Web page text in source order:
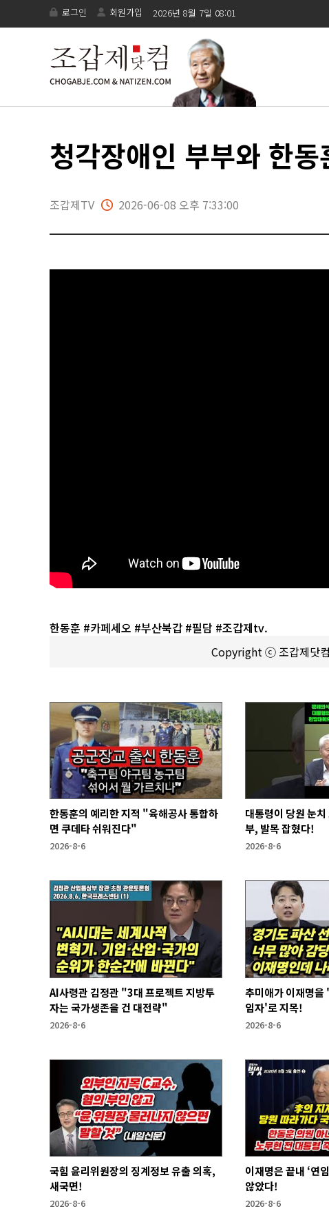
로그인 회원가입 2026년 8월 7일 08:01
청각장애인 부부와 한
조갑제TV 2026-06-08 오후 7:33:00
한동훈 #카페세오 #부산북갑 #필담 #조갑제tv.
Copyright ⓒ 조갑제닷컴
한동훈의 예리한 지적 "육해공사 통합하
면 쿠데타 쉬워진다"
2026-8-6
대통령이 당원 눈
부, 발목 잡혔다!
2026-8-6
AI사령관 김정관 "3대 프로젝트 지방투
자는 국가생존을 건 대전략"
2026-8-6
추미애가 이재명을
임자'로 지목!
2026-8-6
국힘 윤리위원장의 징계정보 유출 의혹,
새국면!
2026-8-6
이재명은 끝내 ‘연임 없다’라는 말은 하지
않았다!
2026-8-6